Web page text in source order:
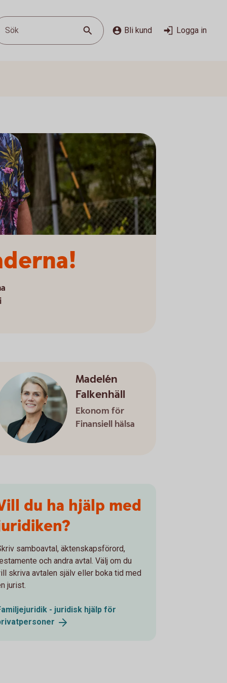
Sök Bli kund Logga in
Madelén
Falkenhäll
Ekonom för
Finansiell hälsa
du ha hjälp med
samboavtal, äktenskapsförord,
och andra avtal. Välj om du
skriva avtalen själv eller boka tid med
jurist.
- juridisk hjälp för